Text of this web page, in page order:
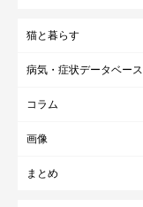
猫と暮らす
病気・症状データベース
コラム
画像
まとめ